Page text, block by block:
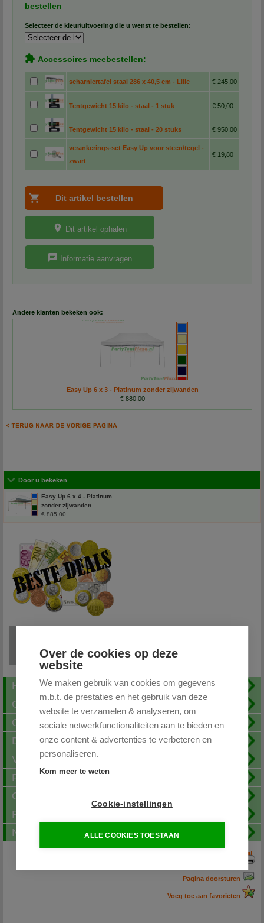
Over de cookies op deze
website
We maken gebruik van cookies om gegevens
m.b.t. de prestaties en het gebruik van deze
website te verzamelen & analyseren, om
sociale netwerkfunctionaliteiten aan te bieden en
onze content & advertenties te verbeteren en
personaliseren.
Kom meer te weten
Cookie-instellingen
ALLE COOKIES TOESTAAN
bestellen
Selecteer de kleur/uitvoering die u wenst te bestellen:
Accessoires meebestellen:
scharniertafel staal 286 x 40,5 cm - Lille € 245,00
Tentgewicht 15 kilo - staal - 1 stuk € 50,00
Tentgewicht 15 kilo - staal - 20 stuks € 950,00
verankerings-set Easy Up voor steen/tegel -
zwart
€ 19,80
Dit artikel ophalen
Informatie aanvragen
Andere klanten bekeken ook:
Easy Up 6 x 3 - Platinum zonder zijwanden
€ 880.00
Door u bekeken
Easy Up 6 x 4 - Platinum
zonder zijwanden
€ 885,00
Home
Contact
Over ons
Download
Verzending
Fotoalbum
Openingstijden
FAQ
Nieuwsbrief
Pagina doorsturen
Voeg toe aan favorieten